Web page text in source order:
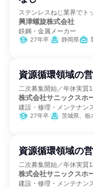
ステンレスねじ業界でト
興津螺旋株式会社
鉄鋼・金属メーカー
27年卒 静岡県
資源循環領域の
二次募集開始／年休実質
株式会社サニックスホ
建設・修理・メンテナン
27年卒 茨城県、栃木県、群馬
資源循環領域の
二次募集開始／年休実質
株式会社サニックスホ
建設・修理・メンテナン